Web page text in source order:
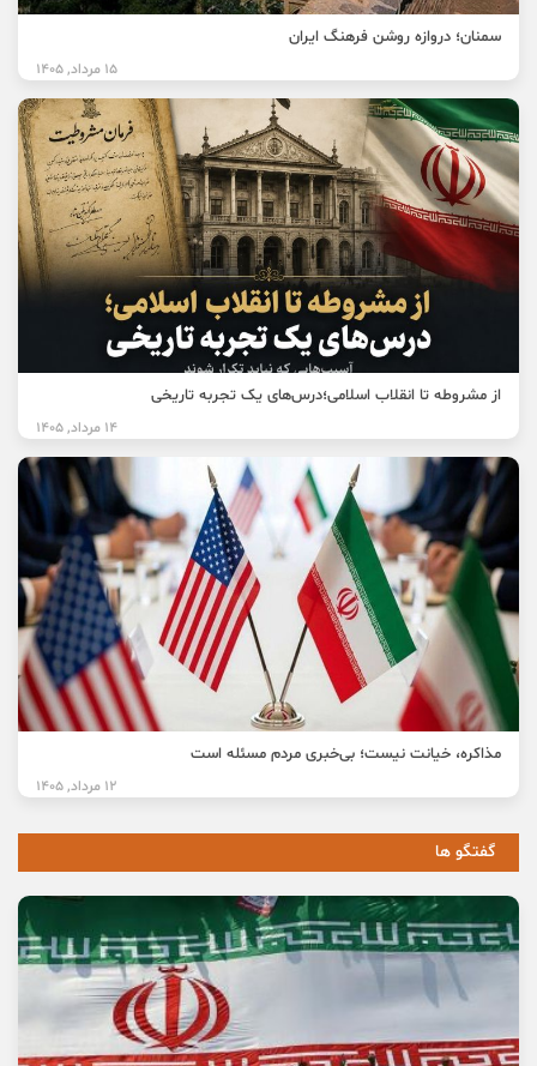
سمنان؛ دروازه روشن فرهنگ ایران
15 مرداد, 1405
از مشروطه تا انقلاب اسلامی؛درس‌های یک تجربه تاریخی
14 مرداد, 1405
مذاکره، خیانت نیست؛ بی‌خبری مردم مسئله است
12 مرداد, 1405
گفتگو ها